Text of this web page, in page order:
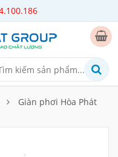
Giàn phơi Hòa Phát